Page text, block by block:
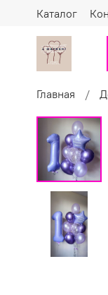
Каталог
Главная